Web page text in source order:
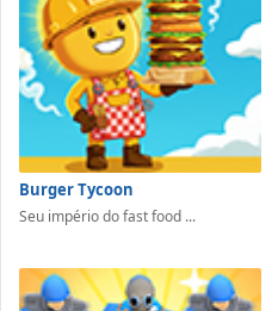
Burger Tycoon
Seu império do fast food ...